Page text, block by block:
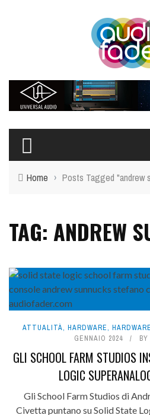
Home › Posts Tagged "andrew
TAG: ANDREW
ATTUALITÀ, HARDWARE, HARDWARE
GENNAIO 2024
BY
GLI SCHOOL FARM STUDIOS
LOGIC
Gli School Farm Studios di
Civetta puntano su Solid State